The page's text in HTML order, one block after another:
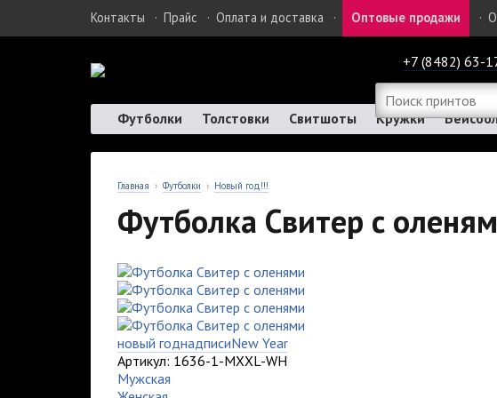
Контакты · Прайс · Оплата и доставка · Оптовые продажи ·
+7 (8482) 63-
Футболки
Толстовки Свитшоты Кружки
Главная › Футболки › Новый год!!!
Футболка Свитер с
новый годнадписиNew Year
Артикул: 1636-1-MXXL-WH
Мужская